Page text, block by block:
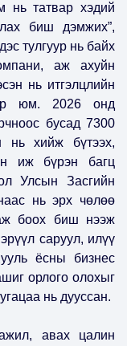
нь татвар хэдий
биш дэмжих”,
тулгуур нь байх
аж ахуйн
нь итгэлцлийн
юм. 2026 онд
бусад 7300
нь хийж бүтээх,
иж бүрэн багц
Улсын Засгийн
нь эрх чөлөө
боох биш нээж
саруул, илүү
ёсны бизнес
орлого олохыг
нь дууссан.
авах цалин